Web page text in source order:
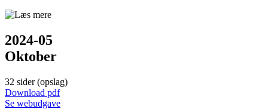
2024-05
Oktober
32 sider (opslag)
Down­load pdf
Se web­udgave